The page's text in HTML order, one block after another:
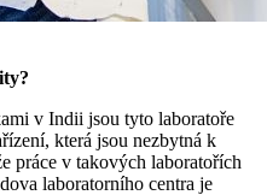
v Indii jsou tyto laboratoře
která jsou nezbytná k
práce v takových laboratořích
laboratorního centra je